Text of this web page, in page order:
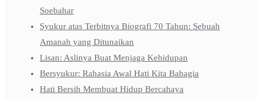
Soebahar
Syukur atas Terbitnya Biografi 70 Tahun: Sebuah
Amanah yang Ditunaikan
Lisan: Aslinya Buat Menjaga Kehidupan
Bersyukur: Rahasia Awal Hati Kita Bahagia
Hati Bersih Membuat Hidup Bercahaya